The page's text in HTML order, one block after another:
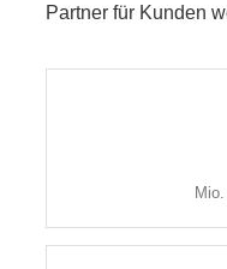
Partner für Kunden